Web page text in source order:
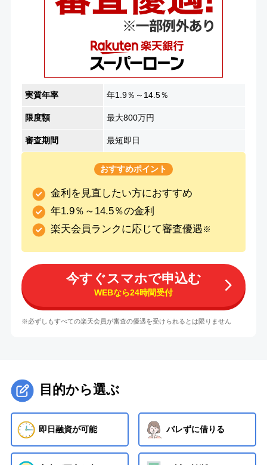
実質年率 年1.9％～14.5％
限度額 最大800万円
審査期間 最短即日
おすすめポイント
金利を見直したい方におすすめ
年1.9％～14.5％の金利
楽天会員ランクに応じて審査優遇※
今すぐスマホで申込む
WEBなら24時間受付
※必ずしもすべての楽天会員が審査の優遇を受けられるとは限りません
目的から選ぶ
即日融資が可能 バレずに借りる